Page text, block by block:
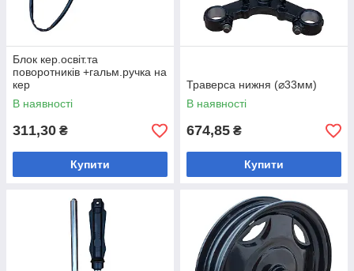
Блок кер.освіт.та
поворотників +гальм.ручка на
кер
В наявності
311,30 ₴
Купити
Траверса нижня (⌀33мм)
В наявності
674,85 ₴
Купити